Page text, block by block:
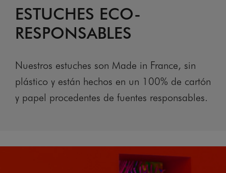
ESTUCHES ECO-
RESPONSABLES
Nuestros estuches son Made in France, sin
plástico y están hechos en un 100% de cartón
y papel procedentes de fuentes responsables.